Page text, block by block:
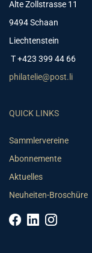
Alte Zollstrasse 11
9494 Schaan
Liechtenstein
T +423 399 44 66
philatelie@post.li
QUICK LINKS
Sammlervereine
Abonnemente
Aktuelles
Neuheiten-Broschüre